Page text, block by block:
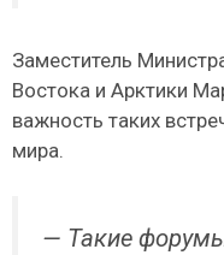
Заместитель
Востока и Арктики
важность таких
мира.
— Такие